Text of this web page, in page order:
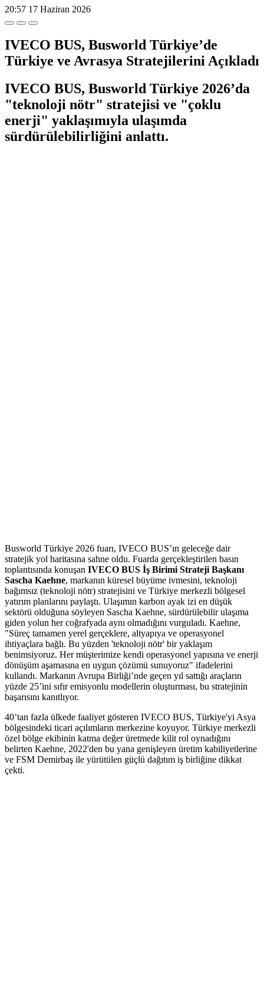
20:57 17 Haziran 2026
IVECO BUS, Busworld Türkiye’de
Türkiye ve Avrasya Stratejilerini Açıkladı
IVECO BUS, Busworld Türkiye 2026’da
"teknoloji nötr" stratejisi ve "çoklu
enerji" yaklaşımıyla ulaşımda
sürdürülebilirliğini anlattı.
Busworld Türkiye 2026 fuarı, IVECO BUS’ın geleceğe dair
stratejik yol haritasına sahne oldu. Fuarda gerçekleştirilen basın
toplantısında konuşan IVECO BUS İş Birimi Strateji Başkanı
Sascha Kaehne, markanın küresel büyüme ivmesini, teknoloji
bağımsız (teknoloji nötr) stratejisini ve Türkiye merkezli bölgesel
yatırım planlarını paylaştı. Ulaşımın karbon ayak izi en düşük
sektörü olduğuna söyleyen Sascha Kaehne, sürdürülebilir ulaşıma
giden yolun her coğrafyada aynı olmadığını vurguladı. Kaehne,
"Süreç tamamen yerel gerçeklere, altyapıya ve operasyonel
ihtiyaçlara bağlı. Bu yüzden 'teknoloji nötr' bir yaklaşım
benimsiyoruz. Her müşterimize kendi operasyonel yapısına ve enerji
dönüşüm aşamasına en uygun çözümü sunuyoruz" ifadelerini
kullandı. Markanın Avrupa Birliği’nde geçen yıl sattığı araçların
yüzde 25’ini sıfır emisyonlu modellerin oluşturması, bu stratejinin
başarısını kanıtlıyor.
40’tan fazla ülkede faaliyet gösteren IVECO BUS, Türkiye'yi Asya
bölgesindeki ticari açılımların merkezine koyuyor. Türkiye merkezli
özel bölge ekibinin katma değer üretmede kilit rol oynadığını
belirten Kaehne, 2022'den bu yana genişleyen üretim kabiliyetlerine
ve FSM Demirbaş ile yürütülen güçlü dağıtım iş birliğine dikkat
çekti.